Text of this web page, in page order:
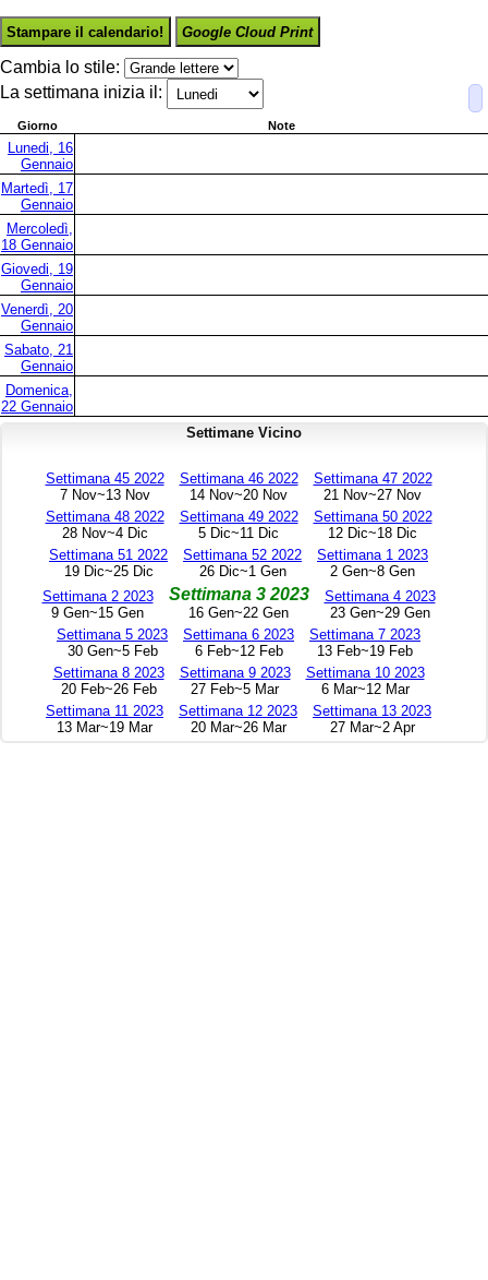
Stampare il calendario! Google Cloud Print
Cambia lo stile:
La settimana inizia il:
Giorno Note
Lunedi, 16
Gennaio
Martedì, 17
Gennaio
Mercoledì,
18 Gennaio
Giovedi, 19
Gennaio
Venerdì, 20
Gennaio
Sabato, 21
Gennaio
Domenica,
22 Gennaio
Settimane Vicino
Settimana 45 2022
7 Nov~13 Nov
Settimana 46 2022
14 Nov~20 Nov
Settimana 47 2022
21 Nov~27 Nov
Settimana 48 2022
28 Nov~4 Dic
Settimana 49 2022
5 Dic~11 Dic
Settimana 50 2022
12 Dic~18 Dic
Settimana 51 2022
19 Dic~25 Dic
Settimana 52 2022
26 Dic~1 Gen
Settimana 1 2023
2 Gen~8 Gen
Settimana 2 2023
9 Gen~15 Gen
Settimana 3 2023
16 Gen~22 Gen
Settimana 4 2023
23 Gen~29 Gen
Settimana 5 2023
30 Gen~5 Feb
Settimana 6 2023
6 Feb~12 Feb
Settimana 7 2023
13 Feb~19 Feb
Settimana 8 2023
20 Feb~26 Feb
Settimana 9 2023
27 Feb~5 Mar
Settimana 10 2023
6 Mar~12 Mar
Settimana 11 2023
13 Mar~19 Mar
Settimana 12 2023
20 Mar~26 Mar
Settimana 13 2023
27 Mar~2 Apr